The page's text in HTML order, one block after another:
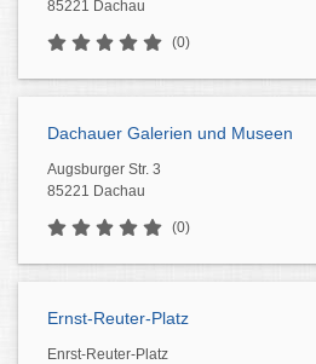
85221 Dachau
(0)
Dachauer Galerien und Museen
Augsburger Str. 3
85221 Dachau
(0)
Ernst-Reuter-Platz
Enrst-Reuter-Platz